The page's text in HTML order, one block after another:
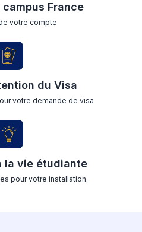
France
votre compte
du Visa
votre demande de visa
la vie étudiante
pour votre installation.